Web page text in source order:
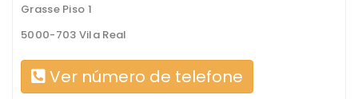
Grasse Piso 1
5000-703 Vila Real
Ver número de telefone